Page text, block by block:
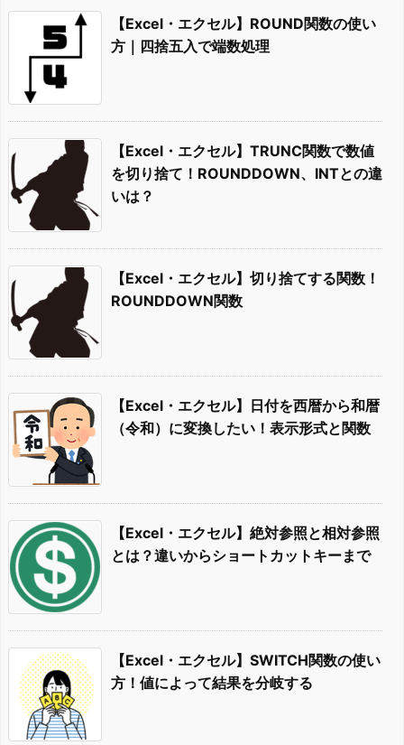
【Excel・エクセル】ROUND関数の使い
方｜四捨五入で端数処理
【Excel・エクセル】TRUNC関数で数値
を切り捨て！ROUNDDOWN、INTとの違
いは？
【Excel・エクセル】切り捨てする関数！
ROUNDDOWN関数
【Excel・エクセル】日付を西暦から和暦
（令和）に変換したい！表示形式と関数
【Excel・エクセル】絶対参照と相対参照
とは？違いからショートカットキーまで
【Excel・エクセル】SWITCH関数の使い
方！値によって結果を分岐する